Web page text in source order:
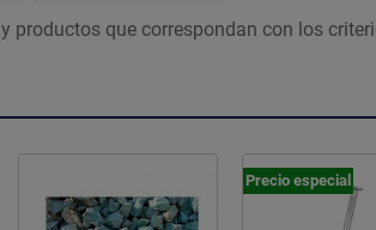
productos que correspondan con los
Precio especial